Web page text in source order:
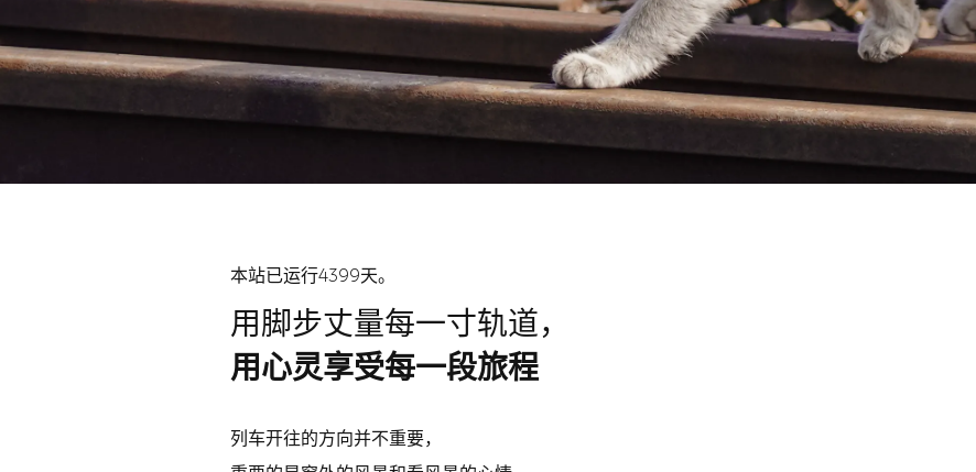
本站已运行4399天。
用脚步丈量每一寸轨道，
用心灵享受每一段旅程
列车开往的方向并不重要，